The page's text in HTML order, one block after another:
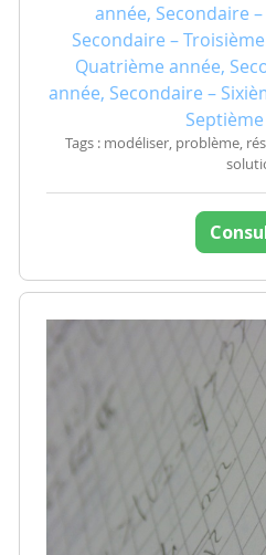
année, Secondaire
Secondaire –
Quatrième année,
année, Secondaire –
Tags : modéliser, problème,